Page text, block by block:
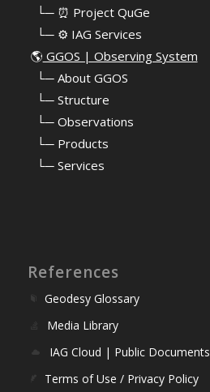
⠀└─ ⏰ Project QuGe
⠀└─ ⚙️ IAG Services
🌎 GGOS | Observing System
└─ About GGOS
└─ Structure
└─ Observations
└─ Products
└─ Services
References
Geodesy Glossary
Media Library
IAG Cloud | Public Documents
Terms of Use / Privacy Policy